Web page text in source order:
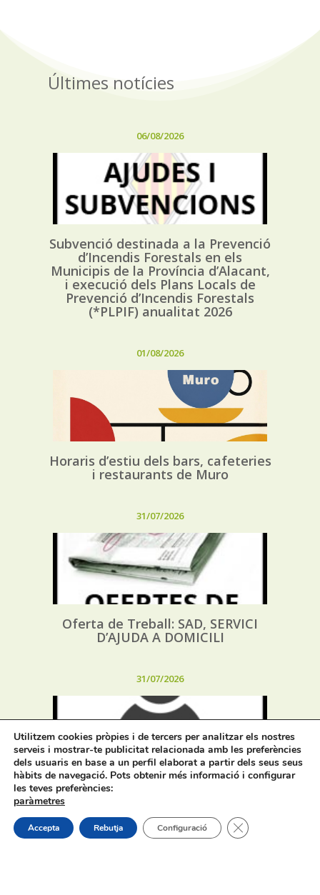
Últimes notícies
06/08/2026
Subvenció destinada a la Prevenció
d’Incendis Forestals en els
Municipis de la Província d’Alacant,
i execució dels Plans Locals de
Prevenció d’Incendis Forestals
(*PLPIF) anualitat 2026
01/08/2026
Horaris d’estiu dels bars, cafeteries
i restaurants de Muro
31/07/2026
Oferta de Treball: SAD, SERVICI
D’AJUDA A DOMICILI
31/07/2026
Procés selectiu 1 plaça tècnic/a de
joventut – torn lliure – oposició
Utilitzem cookies pròpies i de tercers per analitzar els nostres
serveis i mostrar-te publicitat relacionada amb les preferències
dels usuaris en base a un perfil elaborat a partir dels seus seus
hàbits de navegació. Pots obtenir més informació i configurar
les teves preferències:
paràmetres
Accepta Rebutja Configuració Tanca el bàner de